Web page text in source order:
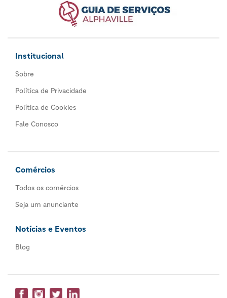
Institucional
Sobre
Política de Privacidade
Política de Cookies
Fale Conosco
Comércios
Todos os comércios
Seja um anunciante
Notícias e Eventos
Blog